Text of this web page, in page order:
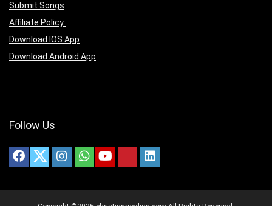
Submit Songs
Affiliate Policy
Download IOS App
Download Android App
Follow Us